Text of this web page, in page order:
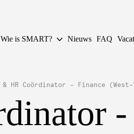
Wie is SMART? Nieuws FAQ
& HR Coördinator - Finance (West-
-